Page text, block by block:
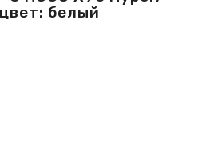
белый